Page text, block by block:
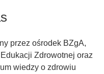
przez ośrodek BZgA,
Zdrowotnej oraz
wiedzy o zdrowiu